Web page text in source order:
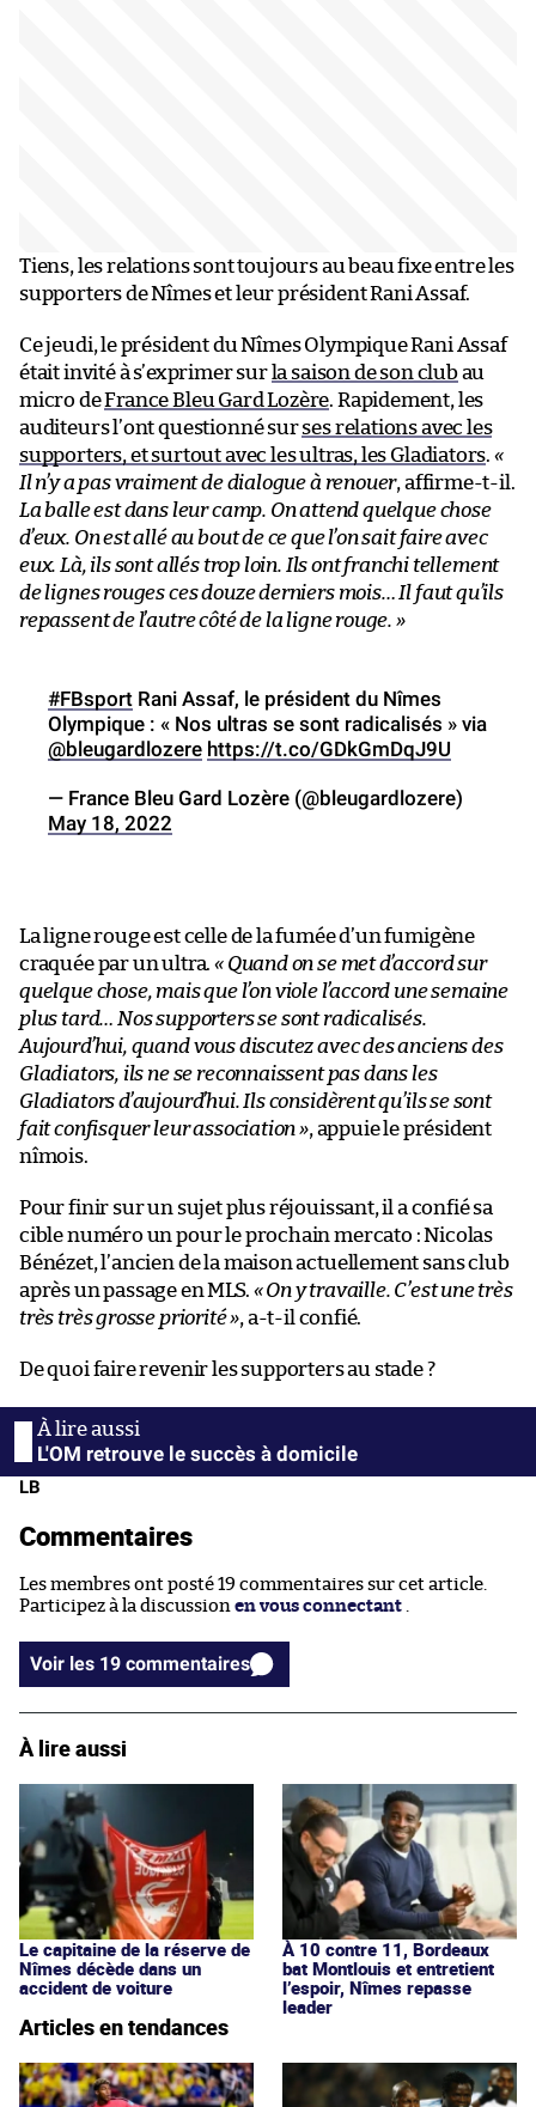
Tiens, les relations sont toujours au beau fixe entre les
supporters de Nîmes et leur président Rani Assaf.
Ce jeudi, le président du Nîmes Olympique Rani Assaf
était invité à s’exprimer surla saison de son clubau
micro deFrance Bleu Gard Lozère. Rapidement, les
auditeurs l’ont questionné surses relations avec les
supporters, et surtout avec les ultras, les Gladiators. «
Il n’y a pas vraiment de dialogue à renouer, affirme-t-il.
La balle est dans leur camp. On attend quelque chose
d’eux. On est allé au bout de ce que l’on sait faire avec
eux. Là, ils sont allés trop loin. Ils ont franchi tellement
de lignes rouges ces douze derniers mois… Il faut qu’ils
repassent de l’autre côté de la ligne rouge. »
#FBsport Rani Assaf, le président du Nîmes
Olympique : « Nos ultras se sont radicalisés » via
@bleugardlozere https://t.co/GDkGmDqJ9U
— France Bleu Gard Lozère (@bleugardlozere)
May 18, 2022
La ligne rouge est celle de la fumée d’un fumigène
craquée par un ultra.« Quand on se met d’accord sur
quelque chose, mais que l’on viole l’accord une semaine
plus tard… Nos supporters se sont radicalisés.
Aujourd’hui, quand vous discutez avec des anciens des
Gladiators, ils ne se reconnaissent pas dans les
Gladiators d’aujourd’hui. Ils considèrent qu’ils se sont
fait confisquer leur association », appuie le président
nîmois.
Pour finir sur un sujet plus réjouissant, il a confié sa
cible numéro un pour le prochain mercato : Nicolas
Bénézet, l’ancien de la maison actuellement sans club
après un passage en MLS. « On y travaille. C’est une très
très très grosse priorité », a-t-il confié.
De quoi faire revenir les supporters au stade ?
L'OM retrouve le succès à domicile
LB
Commentaires
Les membres ont posté 19 commentaires sur cet article.
Participez à la discussion en vous connectant .
Voir les 19 commentaires
À lire aussi
Le capitaine de la réserve de
Nîmes décède dans un
accident de voiture
À 10 contre 11, Bordeaux
bat Montlouis et entretient
l’espoir, Nîmes repasse
leader
Articles en tendances